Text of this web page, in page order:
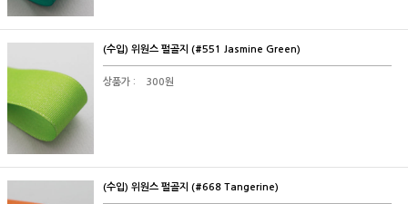
(수입) 위원스 펄골지 (#551 Jasmine Green)
상품가 : 300원
(수입) 위원스 펄골지 (#668 Tangerine)